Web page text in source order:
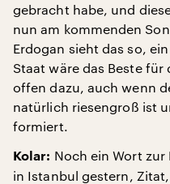
gebracht habe, und
nun am kommenden
Erdogan sieht das so,
Staat wäre das Beste für
offen dazu, auch wenn
natürlich riesengroß ist
formiert.
Kolar: Noch ein Wort zur
in Istanbul gestern,